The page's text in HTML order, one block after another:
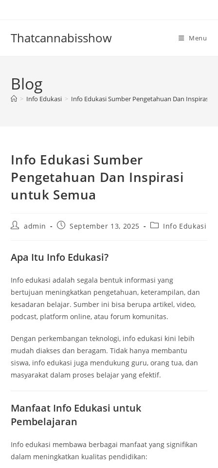
Thatcannabisshow Menu
Blog
> Info Edukasi > Info Edukasi Sumber Pengetahuan Dan Inspirasi
Info Edukasi Sumber
Pengetahuan Dan Inspirasi
untuk Semua
Postadmin
PostSeptember 13, 2025
PostInfo Edukasi
Apa Itu Info Edukasi?
Info edukasi adalah segala bentuk informasi yang
bertujuan meningkatkan pengetahuan, keterampilan, dan
kesadaran belajar. Sumber ini bisa berupa artikel, video,
podcast, platform online, atau forum komunitas.
Dengan perkembangan teknologi, info edukasi kini lebih
mudah diakses dan beragam. Tidak hanya membantu
siswa, info edukasi juga mendukung guru, orang tua, dan
masyarakat dalam proses belajar yang efektif.
Manfaat Info Edukasi untuk
Pembelajaran
Info edukasi membawa berbagai manfaat yang signifikan
dalam meningkatkan kualitas pendidikan: